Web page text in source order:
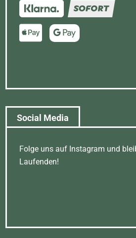
Social Media
Folge uns auf Instagram und
Laufenden!